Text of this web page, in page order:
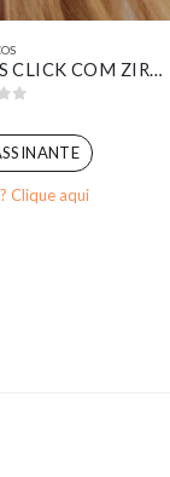
TRIO DE ARGOLINHAS CLICK COM ZIRCÔNIAS AMARELAS BANHADO EM OURO BRANCO
Clique aqui